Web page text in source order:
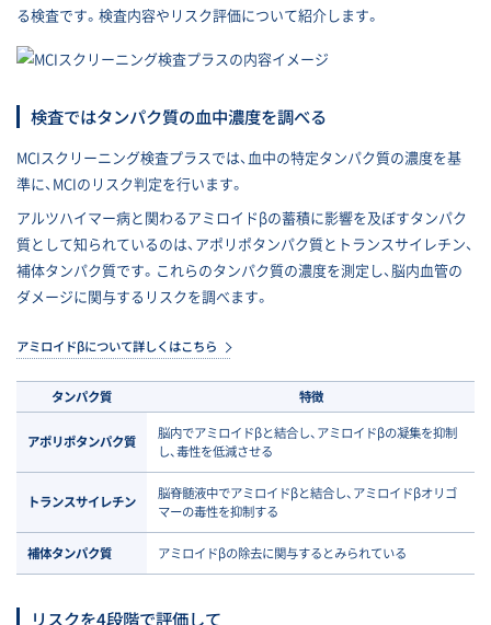
る検査です。検査内容やリスク評価について紹介します。
検査ではタンパク質の血中濃度を調べる
MCIスクリーニング検査プラスでは、血中の特定タンパク質の濃度を基
準に、MCIのリスク判定を行います。
アルツハイマー病と関わるアミロイドβの蓄積に影響を及ぼすタンパク
質として知られているのは、アポリポタンパク質とトランスサイレチン、
補体タンパク質です。これらのタンパク質の濃度を測定し、脳内血管の
ダメージに関与するリスクを調べます。
アミロイドβについて詳しくはこちら
タンパク質 特徴
アポリポタンパク質
脳内でアミロイドβと結合し、アミロイドβの凝集を抑制
し、毒性を低減させる
トランスサイレチン
脳脊髄液中でアミロイドβと結合し、アミロイドβオリゴ
マーの毒性を抑制する
補体タンパク質 アミロイドβの除去に関与するとみられている
リスクを4段階で評価して